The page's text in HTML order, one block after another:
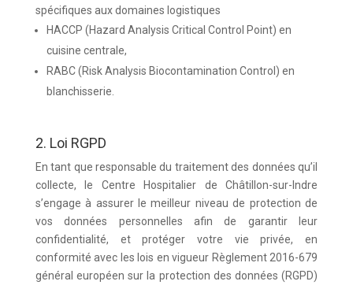
spécifiques aux domaines logistiques
HACCP (Hazard Analysis Critical Control Point) en
cuisine centrale,
RABC (Risk Analysis Biocontamination Control) en
blanchisserie.
2. Loi RGPD
En tant que responsable du traitement des données qu’il
collecte, le Centre Hospitalier de Châtillon-sur-Indre
s’engage à assurer le meilleur niveau de protection de
vos données personnelles afin de garantir leur
confidentialité, et protéger votre vie privée, en
conformité avec les lois en vigueur Règlement 2016-679
général européen sur la protection des données (RGPD)